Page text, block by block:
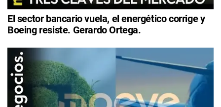
El sector bancario vuela, el energético corrige y
Boeing resiste. Gerardo Ortega.